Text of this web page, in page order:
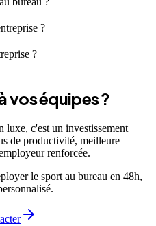
?
?
vos équipes ?
luxe, c'est un investissement
de productivité, meilleure
renforcée.
le sport au bureau en 48h,
arrow_forward